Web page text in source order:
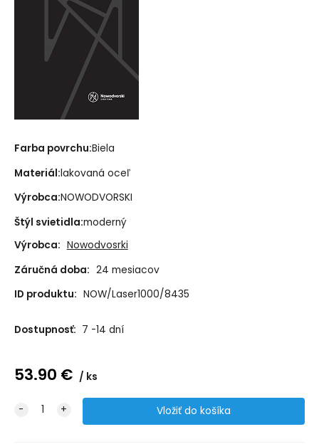
Farba povrchu:Biela
Materiál:lakovaná oceľ
Výrobca:NOWODVORSKI
Štýl svietidla:moderný
Výrobca: Nowodvosrki
Záručná doba: 24 mesiacov
ID produktu: NOW/Laser1000/8435
Dostupnosť: 7 -14 dní
53.90 € ks